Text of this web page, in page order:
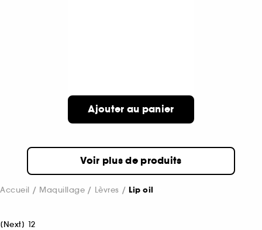
Ajouter au panier
Voir plus de produits
Accueil Maquillage Lèvres Lip oil
[Next] 12